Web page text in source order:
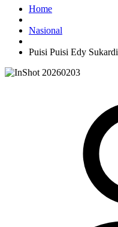
Home
Nasional
Puisi Puisi Edy Sukardi